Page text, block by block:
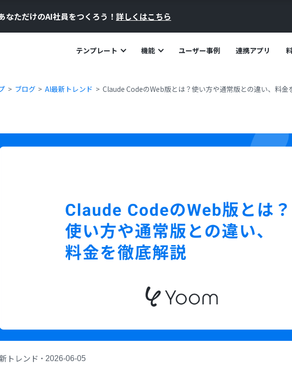
ただけのAI社員をつくろう！ 詳しくはこちら
テンプレート 機能 ユーザー事例 連携アプリ
ブログ AI最新トレンド Claude CodeのWeb版とは？使い方や通常版との違い、料金
トレンド ・ 2026-06-05